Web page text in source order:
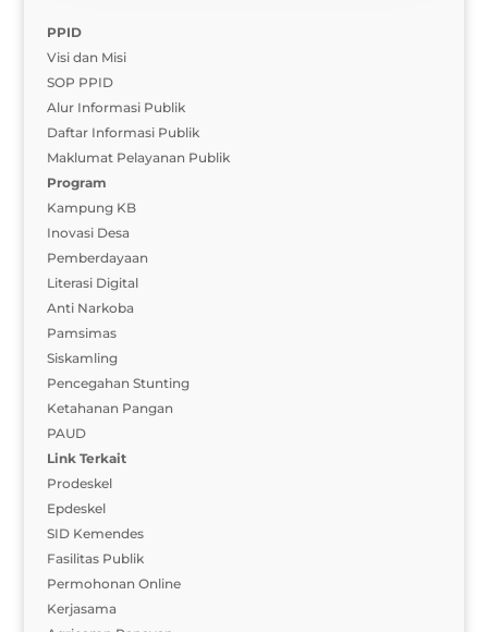
PPID
Visi dan Misi
SOP PPID
Alur Informasi Publik
Daftar Informasi Publik
Maklumat Pelayanan Publik
Program
Kampung KB
Inovasi Desa
Pemberdayaan
Literasi Digital
Anti Narkoba
Pamsimas
Siskamling
Pencegahan Stunting
Ketahanan Pangan
PAUD
Link Terkait
Prodeskel
Epdeskel
SID Kemendes
Fasilitas Publik
Permohonan Online
Kerjasama